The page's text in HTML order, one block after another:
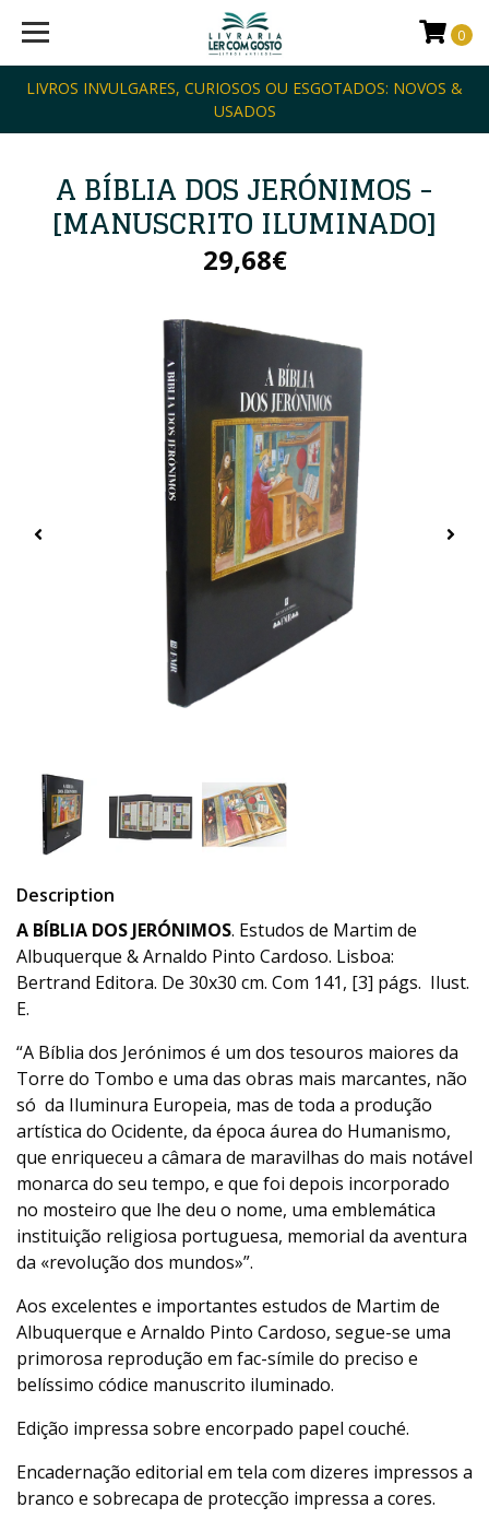
LIVROS INVULGARES, CURIOSOS OU ESGOTADOS: NOVOS &
USADOS
0
A BÍBLIA DOS JERÓNIMOS -
[MANUSCRITO ILUMINADO]
29,68€
Description
A BÍBLIA DOS JERÓNIMOS. Estudos de Martim de
Albuquerque & Arnaldo Pinto Cardoso. Lisboa:
Bertrand Editora. De 30x30 cm. Com 141, [3] págs. Ilust.
E.
“A Bíblia dos Jerónimos é um dos tesouros maiores da
Torre do Tombo e uma das obras mais marcantes, não
só da Iluminura Europeia, mas de toda a produção
artística do Ocidente, da época áurea do Humanismo,
que enriqueceu a câmara de maravilhas do mais notável
monarca do seu tempo, e que foi depois incorporado
no mosteiro que lhe deu o nome, uma emblemática
instituição religiosa portuguesa, memorial da aventura
da «revolução dos mundos»”.
Aos excelentes e importantes estudos de Martim de
Albuquerque e Arnaldo Pinto Cardoso, segue-se uma
primorosa reprodução em fac-símile do preciso e
belíssimo códice manuscrito iluminado.
Edição impressa sobre encorpado papel couché.
Encadernação editorial em tela com dizeres impressos a
branco e sobrecapa de protecção impressa a cores.